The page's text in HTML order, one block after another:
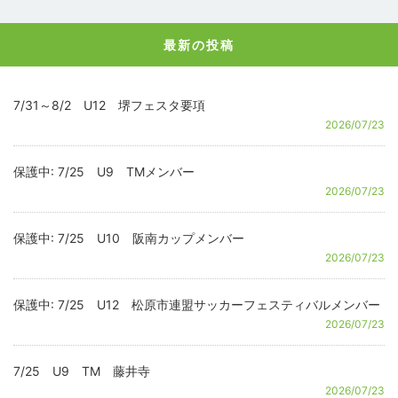
最新の投稿
7/31～8/2 U12 堺フェスタ要項
2026/07/23
保護中: 7/25 U9 TMメンバー
2026/07/23
保護中: 7/25 U10 阪南カップメンバー
2026/07/23
保護中: 7/25 U12 松原市連盟サッカーフェスティバルメンバー
2026/07/23
7/25 U9 TM 藤井寺
2026/07/23